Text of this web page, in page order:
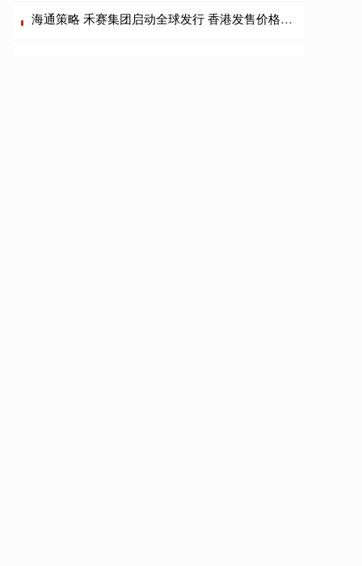
海通策略 禾赛集团启动全球发行 香港发售价格最高为每股228港元